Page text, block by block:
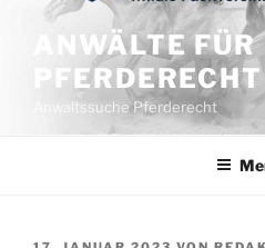
ANWÄLTE FÜR
PFERDERECHT
Anwaltssuche Pferderecht